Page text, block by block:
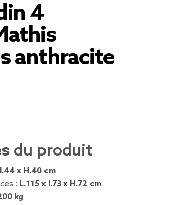
4
anthracite
du produit
x H.40 cm
: L.115 x l.73 x H.72 cm
kg